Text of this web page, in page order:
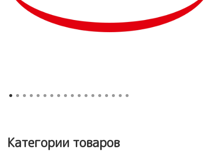
Категории товаров